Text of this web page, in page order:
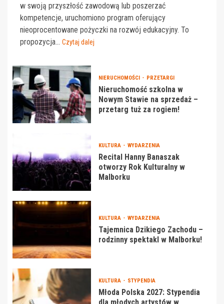
w swoją przyszłość zawodową lub poszerzać
kompetencje, uruchomiono program oferujący
nieoprocentowane pożyczki na rozwój edukacyjny. To
propozycja... Czytaj dalej
NIERUCHOMOŚCI PRZETARGI
Nieruchomość szkolna w
Nowym Stawie na sprzedaż –
przetarg tuż za rogiem!
KULTURA WYDARZENIA
Recital Hanny Banaszak
otworzy Rok Kulturalny w
Malborku
KULTURA WYDARZENIA
Tajemnica Dzikiego Zachodu –
rodzinny spektakl w Malborku!
KULTURA STYPENDIA
Młoda Polska 2027: Stypendia
dla młodych artystów w